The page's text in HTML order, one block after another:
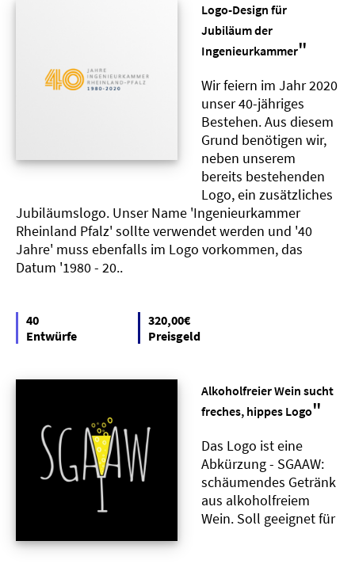
Logo-Design für
Jubiläum der
Ingenieurkammer"
Wir feiern im Jahr 2020
unser 40-jähriges
Bestehen. Aus diesem
Grund benötigen wir,
neben unserem
bereits bestehenden
Logo, ein zusätzliches
Jubiläumslogo. Unser Name 'Ingenieurkammer
Rheinland Pfalz' sollte verwendet werden und '40
Jahre' muss ebenfalls im Logo vorkommen, das
Datum '1980 - 20..
40
Entwürfe
320,00€
Preisgeld
Alkoholfreier Wein sucht
freches, hippes Logo"
Das Logo ist eine
Abkürzung - SGAAW:
schäumendes Getränk
aus alkoholfreiem
Wein. Soll geeignet für